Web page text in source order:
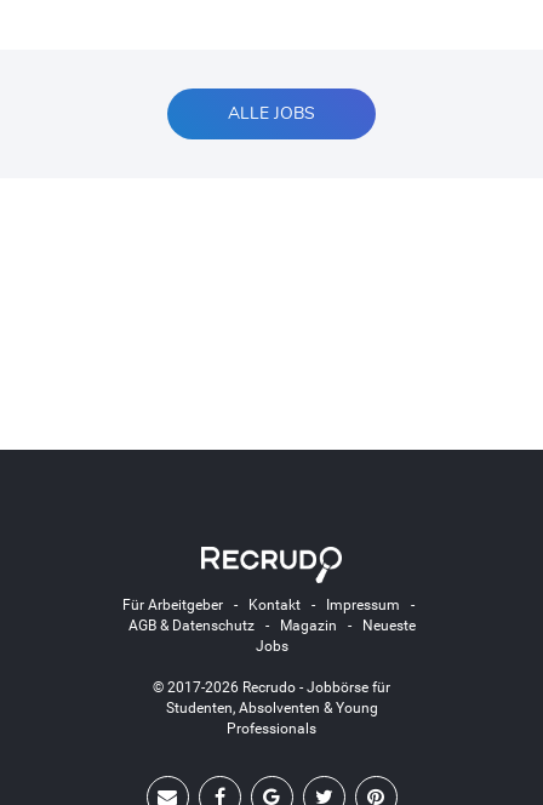
ALLE JOBS
Für Arbeitgeber- Kontakt- Impressum -
AGB & Datenschutz- Magazin -
Neueste
Jobs
© 2017-2026 Recrudo - Jobbörse für
Studenten, Absolventen & Young
Professionals